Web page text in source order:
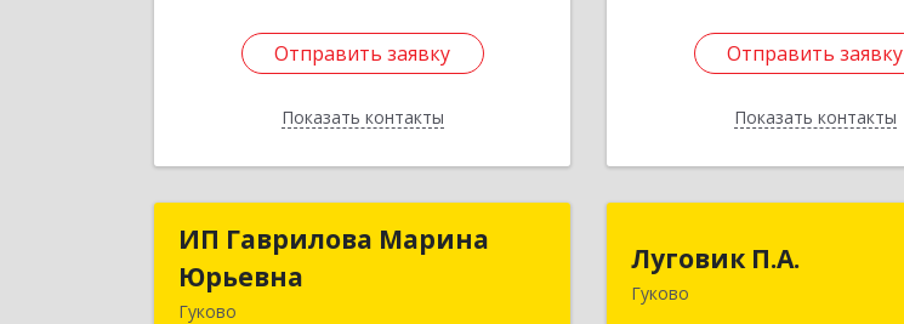
Отправить заявку
Показать контакты
Отправить заявку
Назад
Отправить заявку
Показать контакты
Отправить заявку
Назад
ИП Гаврилова Марина
Юрьевна
Гуково
ИП Гаврилова Марина
Луговик П.А.
Гуково